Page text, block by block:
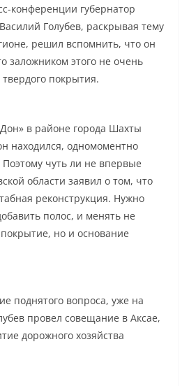
конференции губернатор
Голубев, раскрывая тему
решил вспомнить, что он
заложником этого не очень
покрытия.
в районе города Шахты
находился, одномоментно
Поэтому чуть ли не впервые
области заявил о том, что
реконструкция. Нужно
полос, и менять не
но и основание
поднятого вопроса, уже на
провел совещание в Аксае,
дорожного хозяйства